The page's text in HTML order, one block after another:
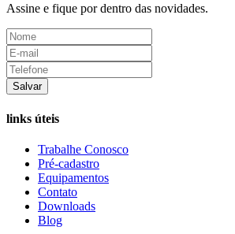
Assine e fique por dentro das novidades.
Salvar
links úteis
Trabalhe Conosco
Pré-cadastro
Equipamentos
Contato
Downloads
Blog